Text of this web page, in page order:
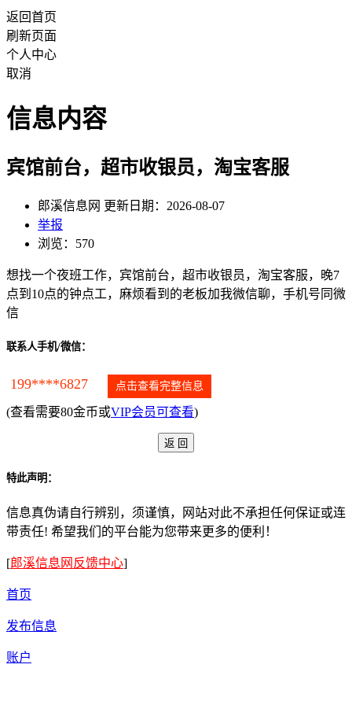
返回首页
刷新页面
个人中心
取消
信息内容
宾馆前台，超市收银员，淘宝客服
郎溪信息网 更新日期：2026-08-07
举报
浏览：570
想找一个夜班工作，宾馆前台，超市收银员，淘宝客服，晚7
点到10点的钟点工，麻烦看到的老板加我微信聊，手机号同微
信
联系人手机/微信：
199****6827 点击查看完整信息
(查看需要80金币或VIP会员可查看)
特此声明：
信息真伪请自行辨别，须谨慎，网站对此不承担任何保证或连
带责任! 希望我们的平台能为您带来更多的便利！
[郎溪信息网反馈中心]
首页
发布信息
账户